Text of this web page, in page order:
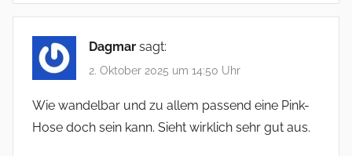
Dagmar sagt:
2. Oktober 2025 um 14:50 Uhr
Wie wandelbar und zu allem passend eine Pink-
Hose doch sein kann. Sieht wirklich sehr gut aus.